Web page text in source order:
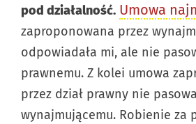
pod działalność. Umowa
zaproponowana przez
odpowiadała mi, ale nie
prawnemu. Z kolei umowa
przez dział prawny nie
wynajmującemu. Robienie za